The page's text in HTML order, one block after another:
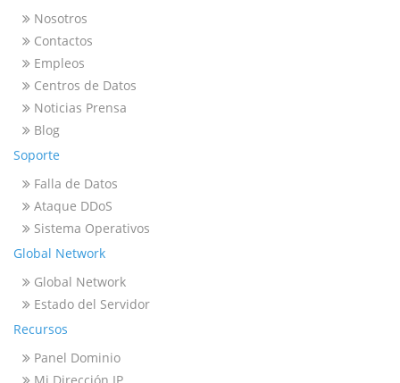
Nosotros
Contactos
Empleos
Centros de Datos
Noticias Prensa
Blog
Soporte
Falla de Datos
Ataque DDoS
Sistema Operativos
Global Network
Global Network
Estado del Servidor
Recursos
Panel Dominio